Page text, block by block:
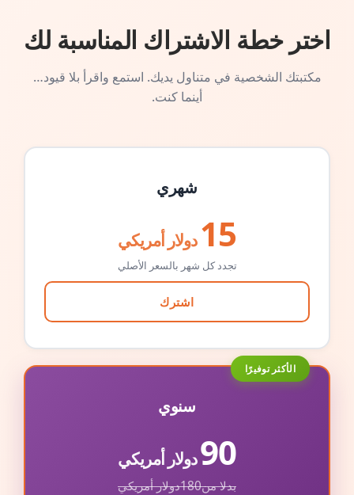
اختر خطة الاشتراك المناسبة لك
مكتبتك الشخصية في متناول يديك. استمع واقرأ بلا قيود…
أينما كنت.
شهري
15 دولار أمريكي
تجدد كل شهر بالسعر الأصلي
اشترك
الأكثر توفيرًا
سنوي
90دولار أمريكي
بدلا من180دولار أمريكي